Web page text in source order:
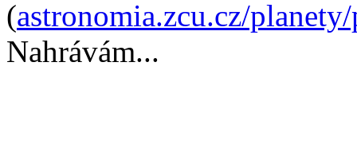
(astronomia.zcu.cz/
Nahrávám...